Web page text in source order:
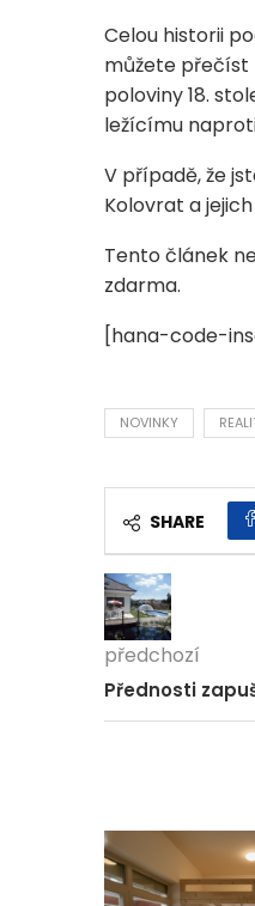
Celou historii
můžete přečíst
poloviny 18.
ležícímu
V případě, že
Kolovrat a
Tento článek
zdarma.
[hana-code-
NOVINKY
SHARE
předchozí
Přednosti